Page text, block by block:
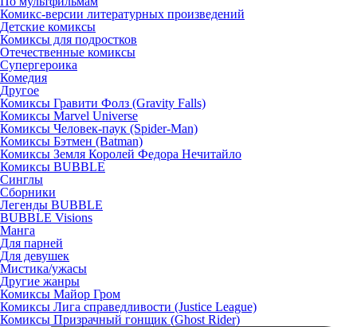
Комикс-версии литературных произведений
Детские комиксы
Комиксы для подростков
Отечественные комиксы
Супергероика
Комедия
Другое
Комиксы Гравити Фолз (Gravity Falls)
Комиксы Marvel Universe
Комиксы Человек-паук (Spider-Man)
Комиксы Бэтмен (Batman)
Комиксы Земля Королей Федора Нечитайло
Комиксы BUBBLE
Синглы
Сборники
Легенды BUBBLE
BUBBLE Visions
Манга
Для парней
Для девушек
Мистика/ужасы
Другие жанры
Комиксы Майор Гром
Комиксы Лига справедливости (Justice League)
Комиксы Призрачный гонщик (Ghost Rider)